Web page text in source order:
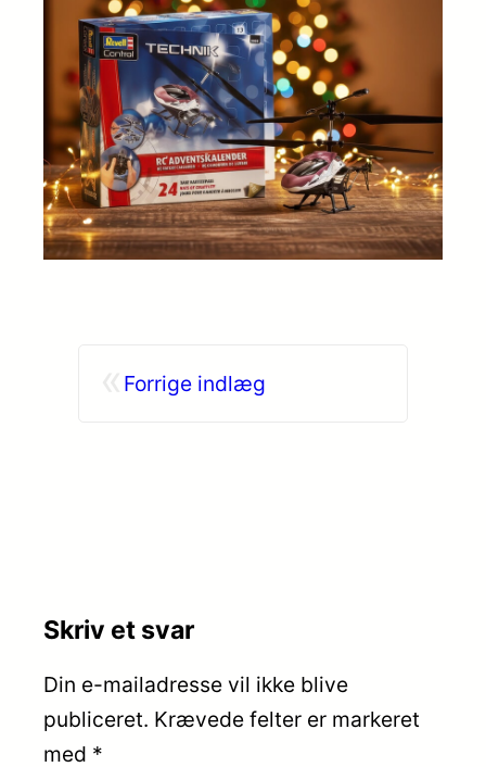
Forrige indlæg
Skriv et svar
Din e-mailadresse vil ikke blive
publiceret. Krævede felter er markeret
med *